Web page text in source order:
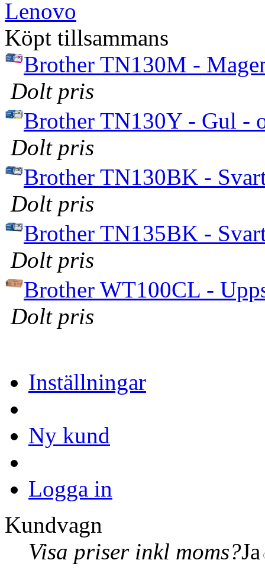
Lenovo
Köpt tillsammans
Brother TN130M -
Dolt pris
Brother TN130Y - Gul -
Dolt pris
Brother TN130BK -
Dolt pris
Brother TN135BK -
Dolt pris
Brother WT100CL -
Dolt pris
Inställningar
Ny kund
Logga in
Kundvagn
Visa priser inkl moms?Ja